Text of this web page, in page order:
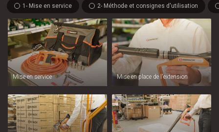
1- Mise en service 2- Méthode et consignes d'utilisation
Mise en service Mise en place de l'extension